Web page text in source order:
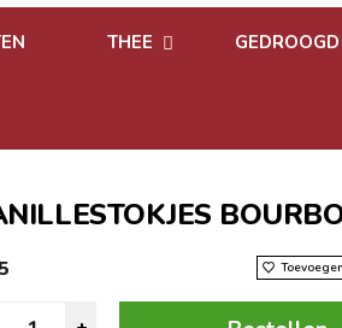
THEE
Kruidenthee
Rooibos thee
Witte thee
Superfoods
Vanillestokjes